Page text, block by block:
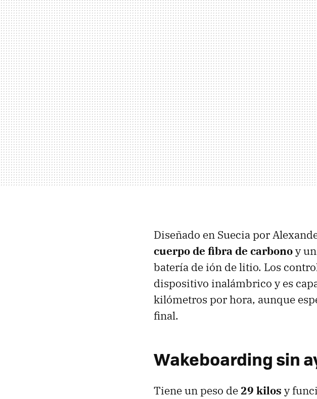
Diseñado en Suecia por
cuerpo de fibra de carbonoy
batería de ión de litio. Los
dispositivo inalámbrico y es
kilómetros por hora, aunque
final.
Wakeboarding sin
Tiene un peso de29 kilos y